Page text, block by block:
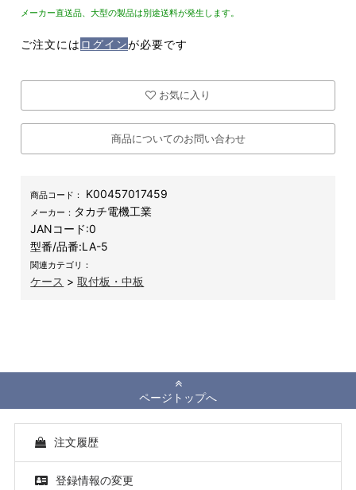
メーカー直送品、大型の製品は別途送料が発生します。
ご注文には ログインが必要です
お気に入り
商品についてのお問い合わせ
商品コード： K00457017459
メーカー： タカチ電機工業
JANコード:0
型番/品番:LA-5
関連カテゴリ：
ケース >取付板・中板
ページトップへ
注文履歴
登録情報の変更